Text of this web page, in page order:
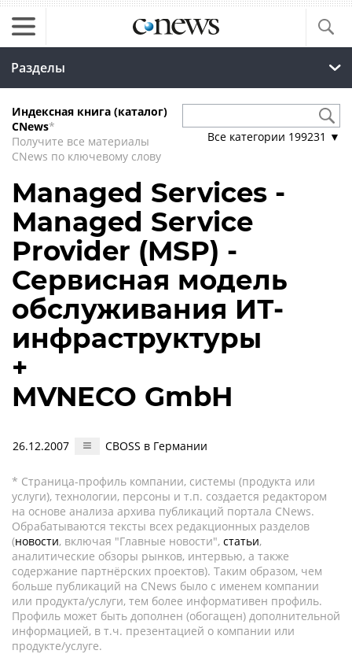
Разделы
Индексная книга (каталог)
CNews*
Получите все материалы
CNews по ключевому слову
Все категории 199231 ▼
Managed Services -
Managed Service
Provider (MSP) -
Сервисная модель
обслуживания ИТ-
инфраструктуры
+
MVNECO GmbH
26.12.2007 CBOSS в Германии
* Страница-профиль компании, системы (продукта или
услуги), технологии, персоны и т.п. создается редактором
на основе анализа архива публикаций портала CNews.
Обрабатываются тексты всех редакционных разделов
(новости, включая "Главные новости", статьи,
аналитические обзоры рынков, интервью, а также
содержание партнёрских проектов). Таким образом, чем
больше публикаций на CNews было с именем компании
или продукта/услуги, тем более информативен профиль.
Профиль может быть дополнен (обогащен) дополнительной
информацией, в т.ч. презентацией о компании или
продукте/услуге.